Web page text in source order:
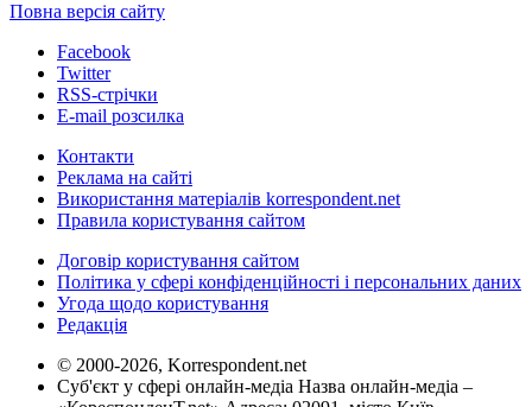
Повна версія сайту
Facebook
Twitter
RSS-стрічки
E-mail розсилка
Контакти
Реклама на сайті
Використання матеріалів korrespondent.net
Правила користування сайтом
Договір користування сайтом
Політика у сфері конфіденційності і персональних даних
Угода щодо користування
Редакція
© 2000-2026, Korrespondent.net
Суб'єкт у сфері онлайн-медіа Назва онлайн-медіа –